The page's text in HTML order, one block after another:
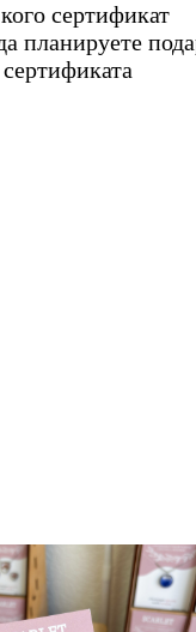
сертификат
планируете